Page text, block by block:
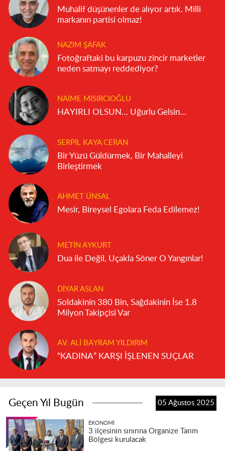
Muhalif düşünenler de alıyor artık. Milli
markanın partisi olmaz!
NAZIM ŞAFAK
Fotoğraftaki bu karpuzu zincir marketler
neden satmayı reddediyor?
NAIME MISIRCIOĞLU
HAYIRLI OLSUN… Uğurlu Gelsin…
SERPIL KAYA CERAN
Bir Yüzü Güldürmek, Bir Mahalleyi
Birleştirmek
AHMET ÜNSAL
Mesir, Bireysel Egolara Feda Edilemez!
METIN AYKURT
Dua ile Değil, Uçakla Söner O Yangınlar!
DIYAR ASLAN
Soldakinin 380 Bin, Sağdakinin İse 1.8
Milyon Takipçisi Var
AV. ALI BAYRAM YILDIRIM
“KADINA” KARŞI İŞLENEN SUÇLAR
Geçen Yıl Bugün 05 Ağustos 2025
EKONOMI
3 ilçesinin sınırına Organize Tarım
Bölgesi kurulacak